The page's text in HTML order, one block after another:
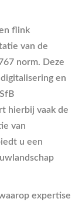
flink
van de
norm. Deze
en
hierbij vaak de
van
u een
expertise